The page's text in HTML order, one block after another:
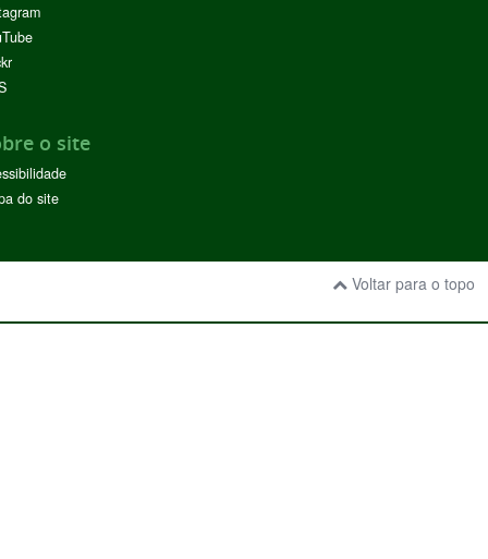
o site
do site
Voltar para o topo